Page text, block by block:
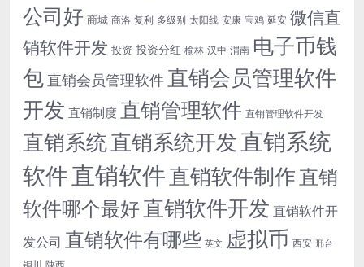
公司好 商城 商洛 复利 多级别 太阳线 安康 宝鸡 延安 微信直
销软件开发 投资 投资分红 榆林 汉中 渭南 电子币钱
包 直销会员管理软件 直销会员管理软件
开发 直销制度 直销管理软件 直销管理软件开发
直销系统直销系统开发直销系统
软件直销软件直销软件制作直销
软件哪个最好直销软件开发 直销软件开
发公司 直销软件有哪些 英文 虚拟币 西安 邢台